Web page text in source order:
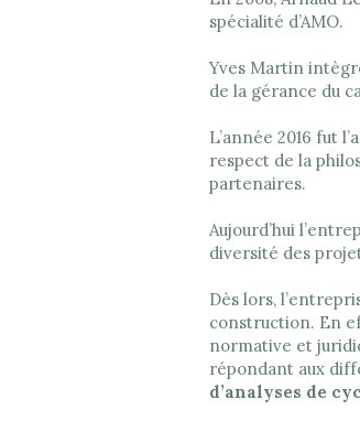
spécialité d’AMO.
Yves Martin
de la gérance du
L’année 2016 fut
respect de la
partenaires.
Aujourd’hui
diversité des
Dès lors,
construction. En
normative et
répondant aux
d’analyses de